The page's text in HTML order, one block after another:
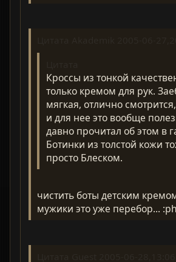
Кроссы из тонкой
только кремом для рук.
мягкая, отлично
и для нее это вообще
давно прочитал об этом в
Ботинки из толстой кожи
просто Блеском.
чистить боты детским
мужики это уже перебор...